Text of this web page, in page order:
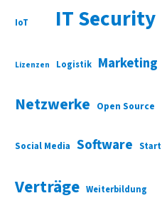
IoT IT Security
Lizenzen Logistik Marketing
Netzwerke Open Source
Social Media Software
Verträge Weiterbildung